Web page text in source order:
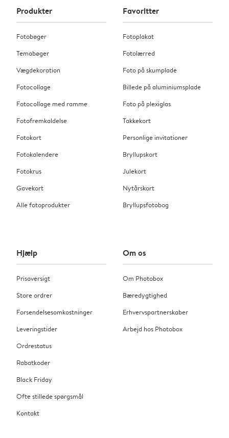
Produkter
Fotobøger
Temabøger
Vægdekoration
Fotocollage
Fotocollage med ramme
Fotofremkaldelse
Fotokort
Fotokalendere
Fotokrus
Gavekort
Alle fotoprodukter
Favoritter
Fotoplakat
Fotolærred
Foto på skumplade
Billede på aluminiumsplade
Foto på plexiglas
Takkekort
Personlige invitationer
Bryllupskort
Julekort
Nytårskort
Bryllupsfotobog
Hjælp
Prisoversigt
Store ordrer
Forsendelsesomkostninger
Leveringstider
Ordrestatus
Rabatkoder
Black Friday
Ofte stillede spørgsmål
Kontakt
Om os
Om Photobox
Bæredygtighed
Erhvervspartnerskaber
Arbejd hos Photobox